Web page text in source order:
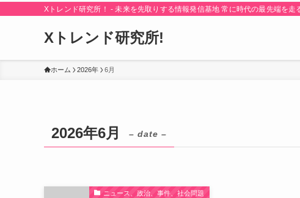
Xトレンド研究所！ - 未来を先取りする情報発信基地 常に時代の最先端を
Xトレンド研究所!
ホーム 2026年 6月
2026年6月 – date –
ニュース、政治、事件、社会問題